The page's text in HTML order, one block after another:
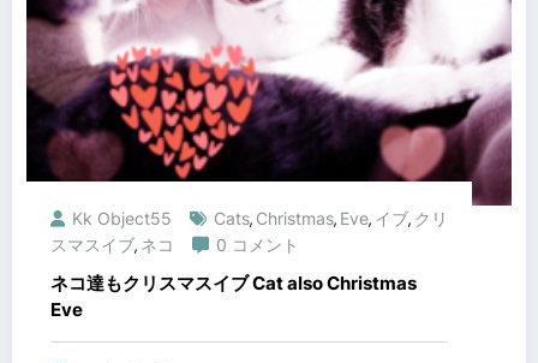
Kk Object55 Cats, Christmas, Eve, イブ, クリ
スマスイブ, ネコ 0 コメント
ネコ達もクリスマスイブ Cat also Christmas
Eve